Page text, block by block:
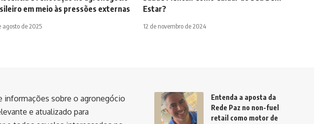
em meio às pressões externas
agosto de 2025
Estar?
12 de novembro de 2024
informações sobre o agronegócio
e atualizado para
Entenda a aposta da
Rede Paz no non-fuel
retail como motor de